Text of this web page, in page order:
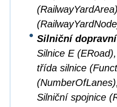
(RailwayYardArea)
Silniční
Silnice E
třída silnice
Silniční spojnice